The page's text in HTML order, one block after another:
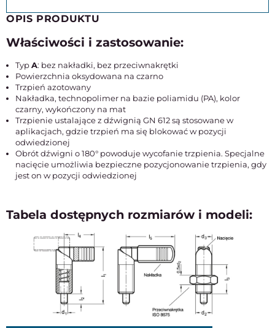
OPIS PRODUKTU
Właściwości i zastosowanie:
TypA: bez nakładki, bez przeciwnakrętki
Powierzchnia oksydowana na czarno
Trzpień azotowany
Nakładka, technopolimer na bazie poliamidu (PA), kolor
czarny, wykończony na mat
Trzpienie ustalające z dźwignią GN 612 są stosowane w
aplikacjach, gdzie trzpień ma się blokować w pozycji
odwiedzionej
Obrót dźwigni o 180° powoduje wycofanie trzpienia. Specjalne
nacięcie umożliwia bezpieczne pozycjonowanie trzpienia, gdy
jest on w pozycji odwiedzionej
Tabela dostępnych rozmiarów i modeli: